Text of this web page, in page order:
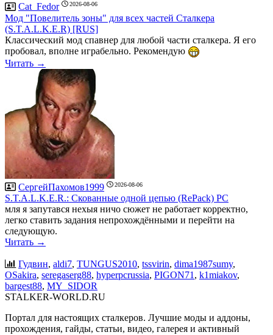
Cat_Fedor 2026-08-06
Мод "Повелитель зоны" для всех частей Сталкера
(S.T.A.L.K.E.R) [RUS]
Классический мод спавнер для любой части сталкера. Я его
пробовал, вполне играбельно. Рекомендую
Читать →
СергейПахомов1999 2026-08-06
S.T.A.L.K.E.R.: Скованные одной цепью (RePack) PC
мля я запутався нехыя ничо сюжет не работает корректно,
легко ставить задания непрохождёнными и перейти на
следующую.
Читать →
Гудвин, aldi7, TUNGUS2010, tssvirin, dima1987sumy,
OSakira, seregaserg88, hyperpcrussia, PIGON71 , k1miakov,
bargest88, MY_SIDOR
STALKER-WORLD.RU
Портал для настоящих сталкеров. Лучшие моды и аддоны,
прохождения, гайды, статьи, видео, галерея и активный